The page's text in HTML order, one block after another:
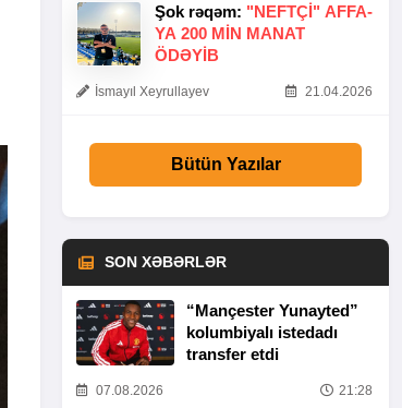
Şok rəqəm: "NEFTÇI" AFFA-
YA 200 MIN MANAT
ÖDƏYIB
İsmayıl Xeyrullayev 21.04.2026
Bütün Yazılar
SON XƏBƏRLƏR
“Mançester Yunayted”
kolumbiyalı istedadı
transfer etdi
07.08.2026 21:28